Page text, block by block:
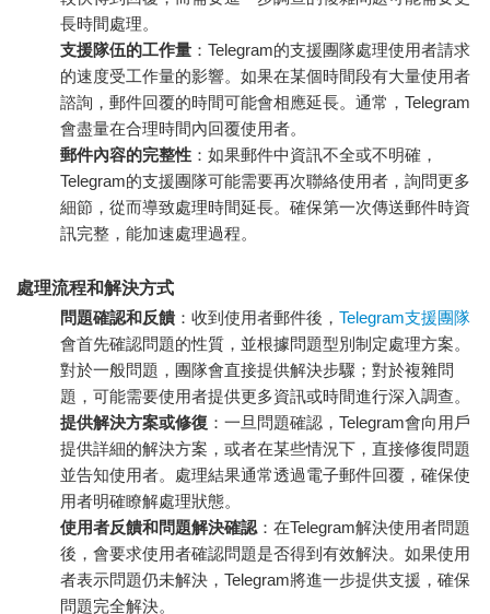
長時間處理。
支援隊伍的工作量 ：Telegram的支援團隊處理使用者請求
的速度受工作量的影響。如果在某個時間段有大量使用者
諮詢，郵件回覆的時間可能會相應延長。通常，Telegram
會盡量在合理時間內回覆使用者。
郵件內容的完整性 ：如果郵件中資訊不全或不明確，
Telegram的支援團隊可能需要再次聯絡使用者，詢問更多
細節，從而導致處理時間延長。確保第一次傳送郵件時資
訊完整，能加速處理過程。
處理流程和解決方式
問題確認和反饋：收到使用者郵件後， Telegram支援團隊
會首先確認問題的性質，並根據問題型別制定處理方案。
對於一般問題，團隊會直接提供解決步驟；對於複雜問
題，可能需要使用者提供更多資訊或時間進行深入調查。
提供解決方案或修復 ：一旦問題確認，Telegram會向用戶
提供詳細的解決方案，或者在某些情況下，直接修復問題
並告知使用者。處理結果通常透過電子郵件回覆，確保使
用者明確瞭解處理狀態。
使用者反饋和問題解決確認 ：在Telegram解決使用者問題
後，會要求使用者確認問題是否得到有效解決。如果使用
者表示問題仍未解決，Telegram將進一步提供支援，確保
問題完全解決。